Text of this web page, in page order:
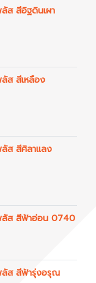
ลัส สีอิฐดินเผา
ลัส สีเหลือง
ลัส สีศิลาแลง
พลัส สีฟ้าอ่อน 0740
ลัส สีฟ้ารุ่งอรุณ